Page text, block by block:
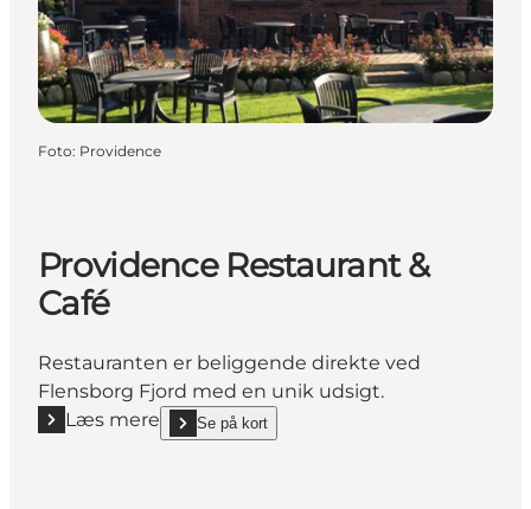
Foto: Providence
Providence Restaurant &
Café
Restauranten er beliggende direkte ved
Flensborg Fjord med en unik udsigt.
Læs mere
Læs mere "Providence Restaurant & Café"
Se på kort
show Providence Restaurant & Café on_map